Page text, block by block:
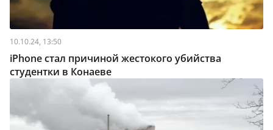
10.10.24, 13:50
iPhone стал причиной жестокого убийства
студентки в Конаеве